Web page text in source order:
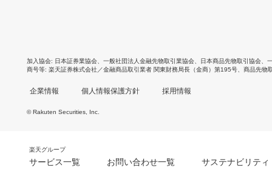
加入協会 日本証券業協会 一般社団法人金融先物取引業協会 日本商品先物取引協会
商号等 楽天証券株式会社／金融商品取引業者 関東財務局長（金商）第195号、商品先物
企業情報 個人情報保護方針 採用情報
© Rakuten Securities, Inc.
楽天グループ
サービス一覧 お問い合わせ一覧 サステナビリティ